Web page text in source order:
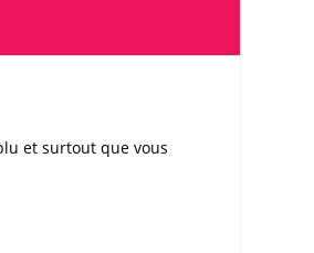
et surtout que vous